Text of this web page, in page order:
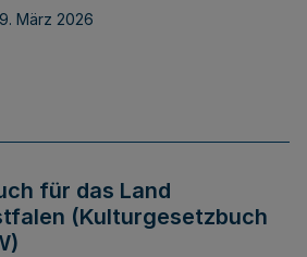
März 2026
für das Land
(Kulturgesetzbuch